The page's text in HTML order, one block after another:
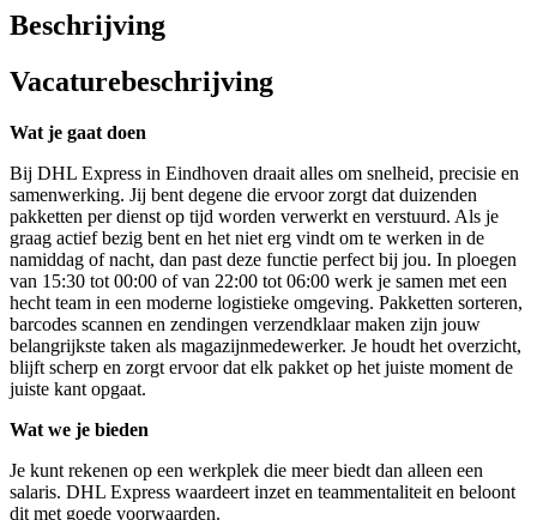
Beschrijving
Vacaturebeschrijving
Wat je gaat doen
Bij DHL Express in Eindhoven draait alles om snelheid, precisie en
samenwerking. Jij bent degene die ervoor zorgt dat duizenden
pakketten per dienst op tijd worden verwerkt en verstuurd. Als je
graag actief bezig bent en het niet erg vindt om te werken in de
namiddag of nacht, dan past deze functie perfect bij jou. In ploegen
van 15:30 tot 00:00 of van 22:00 tot 06:00 werk je samen met een
hecht team in een moderne logistieke omgeving. Pakketten sorteren,
barcodes scannen en zendingen verzendklaar maken zijn jouw
belangrijkste taken als magazijnmedewerker. Je houdt het overzicht,
blijft scherp en zorgt ervoor dat elk pakket op het juiste moment de
juiste kant opgaat.
Wat we je bieden
Je kunt rekenen op een werkplek die meer biedt dan alleen een
salaris. DHL Express waardeert inzet en teammentaliteit en beloont
dit met goede voorwaarden.